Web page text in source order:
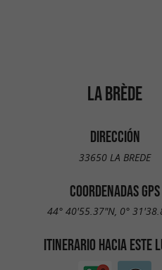
LA BRÈDE
DIRECCIÓN
33650 LA BREDE
COORDENADAS GPS
44° 40'55.37"N, 0°
ITINERARIO HACIA ESTE